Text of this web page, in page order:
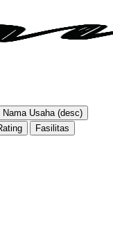
Nama Usaha (desc)
Fasilitas